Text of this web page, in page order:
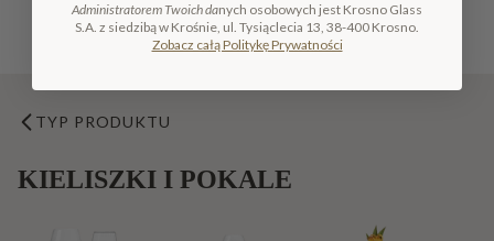
TYP PRODUKTU
KIELISZKI I POKALE
Administratorem Twoich danych osobowych jest Krosno Glass
S.A. z siedzibą w Krośnie, ul. Tysiąclecia 13, 38-400 Krosno.
Zobacz całą Politykę Prywatności